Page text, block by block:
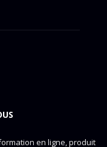
en ligne, produit